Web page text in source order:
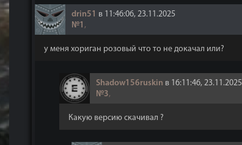
drin51 в 11:46:06, 23.11.2025
№1 ,
у меня хориган розовый что то не докачал или?
Shadow156ruskin в 16:11:46, 23.11.2025
№3,
Какую версию скачивал ?